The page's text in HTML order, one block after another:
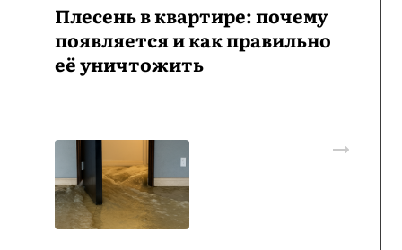
Плесень в квартире: почему
появляется и как правильно
её уничтожить